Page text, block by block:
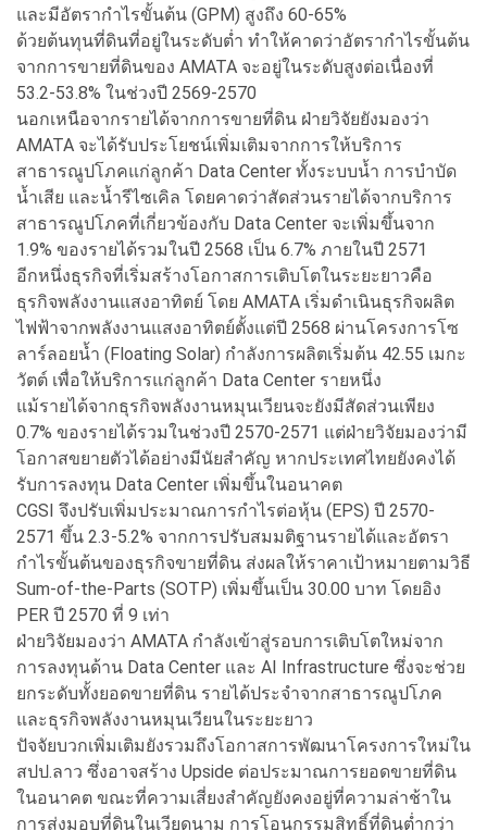
และมีอัตรากำไรขั้นต้น (GPM) สูงถึง 60-65%
ด้วยต้นทุนที่ดินที่อยู่ในระดับต่ำ ทำให้คาดว่าอัตรากำไรขั้นต้น
จากการขายที่ดินของ AMATA จะอยู่ในระดับสูงต่อเนื่องที่
53.2-53.8% ในช่วงปี 2569-2570
นอกเหนือจากรายได้จากการขายที่ดิน ฝ่ายวิจัยยังมองว่า
AMATA จะได้รับประโยชน์เพิ่มเติมจากการให้บริการ
สาธารณูปโภคแก่ลูกค้า Data Center ทั้งระบบน้ำ การบำบัด
น้ำเสีย และน้ำรีไซเคิล โดยคาดว่าสัดส่วนรายได้จากบริการ
สาธารณูปโภคที่เกี่ยวข้องกับ Data Center จะเพิ่มขึ้นจาก
1.9% ของรายได้รวมในปี 2568 เป็น 6.7% ภายในปี 2571
อีกหนึ่งธุรกิจที่เริ่มสร้างโอกาสการเติบโตในระยะยาวคือ
ธุรกิจพลังงานแสงอาทิตย์ โดย AMATA เริ่มดำเนินธุรกิจผลิต
ไฟฟ้าจากพลังงานแสงอาทิตย์ตั้งแต่ปี 2568 ผ่านโครงการโซ
ลาร์ลอยน้ำ (Floating Solar) กำลังการผลิตเริ่มต้น 42.55 เมกะ
วัตต์ เพื่อให้บริการแก่ลูกค้า Data Center รายหนึ่ง
แม้รายได้จากธุรกิจพลังงานหมุนเวียนจะยังมีสัดส่วนเพียง
0.7% ของรายได้รวมในช่วงปี 2570-2571 แต่ฝ่ายวิจัยมองว่ามี
โอกาสขยายตัวได้อย่างมีนัยสำคัญ หากประเทศไทยยังคงได้
รับการลงทุน Data Center เพิ่มขึ้นในอนาคต
CGSI จึงปรับเพิ่มประมาณการกำไรต่อหุ้น (EPS) ปี 2570-
2571 ขึ้น 2.3-5.2% จากการปรับสมมติฐานรายได้และอัตรา
กำไรขั้นต้นของธุรกิจขายที่ดิน ส่งผลให้ราคาเป้าหมายตามวิธี
Sum-of-the-Parts (SOTP) เพิ่มขึ้นเป็น 30.00 บาท โดยอิง
PER ปี 2570 ที่ 9 เท่า
ฝ่ายวิจัยมองว่า AMATA กำลังเข้าสู่รอบการเติบโตใหม่จาก
การลงทุนด้าน Data Center และ AI Infrastructure ซึ่งจะช่วย
ยกระดับทั้งยอดขายที่ดิน รายได้ประจำจากสาธารณูปโภค
และธุรกิจพลังงานหมุนเวียนในระยะยาว
ปัจจัยบวกเพิ่มเติมยังรวมถึงโอกาสการพัฒนาโครงการใหม่ใน
สปป.ลาว ซึ่งอาจสร้าง Upside ต่อประมาณการยอดขายที่ดิน
ในอนาคต ขณะที่ความเสี่ยงสำคัญยังคงอยู่ที่ความล่าช้าใน
การส่งมอบที่ดินในเวียดนาม การโอนกรรมสิทธิ์ที่ดินต่ำกว่า